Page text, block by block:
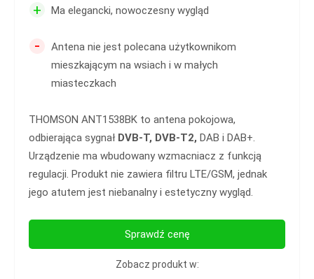
+ Ma elegancki, nowoczesny wygląd
-
Antena nie jest polecana użytkownikom
mieszkającym na wsiach i w małych
miasteczkach
THOMSON ANT1538BK to antena pokojowa,
odbierająca sygnał DVB-T, DVB-T2, DAB i DAB+.
Urządzenie ma wbudowany wzmacniacz z funkcją
regulacji. Produkt nie zawiera filtru LTE/GSM, jednak
jego atutem jest niebanalny i estetyczny wygląd.
Sprawdź cenę
Zobacz produkt w: